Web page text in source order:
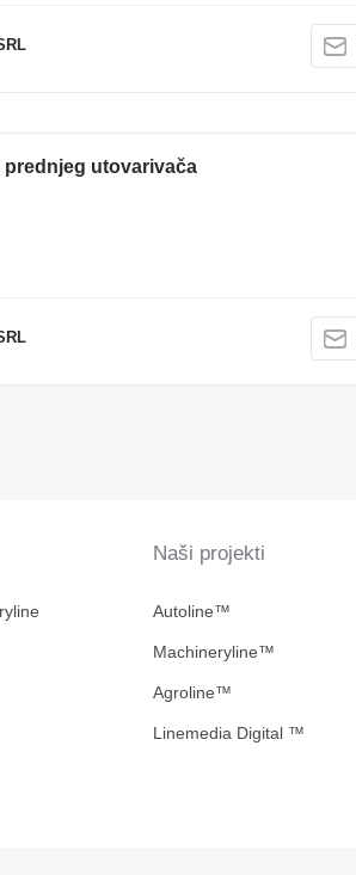
prednjeg utovarivača
Naši projekti
Autoline™
Machineryline™
Agroline™
Linemedia Digital ™